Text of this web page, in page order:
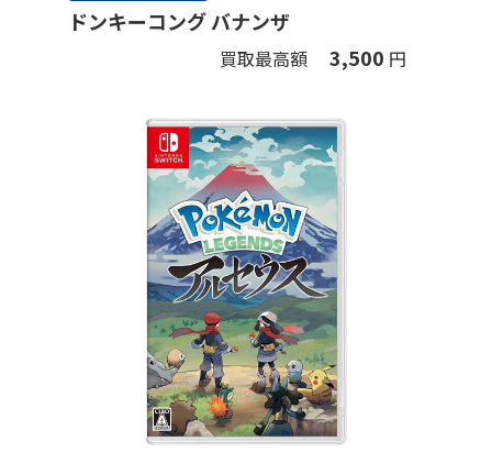
ドンキーコング バナンザ
買取最高額 3,500 円